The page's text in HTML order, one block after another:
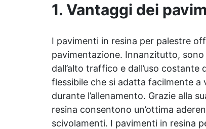
1. Vantaggi dei
I pavimenti in resina per palestre
pavimentazione. Innanzitutto, sono
dall’alto traffico e dall’uso
flessibile che si adatta facilmente
durante l’allenamento. Grazie alla
resina consentono un’ottima
scivolamenti. I pavimenti in resina